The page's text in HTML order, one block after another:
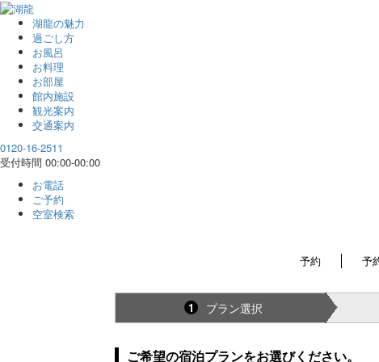
湖龍の魅力
過ごし方
お風呂
お料理
お部屋
館内施設
観光案内
交通案内
0120-16-2511
受付時間 00:00-00:00
お電話
ご予約
空室検索
予約 予
1 プラン選択
ご希望の宿泊プランをお選びください。